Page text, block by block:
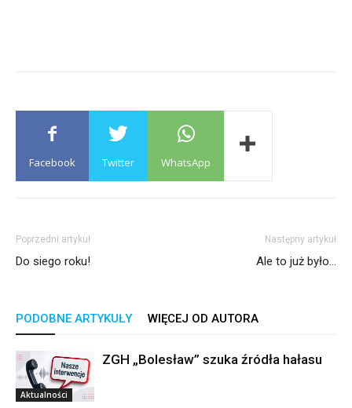
Facebook Twitter WhatsApp
Poprzedni artykuł
Do siego roku!
Następny artykuł
Ale to już było…
PODOBNE ARTYKUŁY WIĘCEJ OD AUTORA
Aktualności
ZGH „Bolesław” szuka źródła hałasu